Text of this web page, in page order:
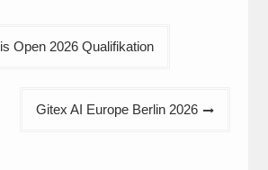
Open 2026 Qualifikation
Gitex AI Europe Berlin 2026